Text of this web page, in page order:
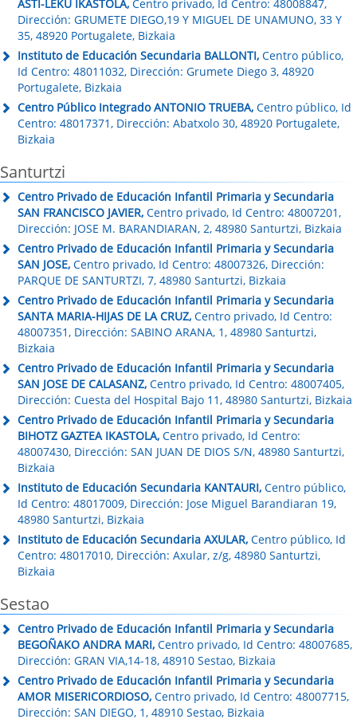
ASTI-LEKU IKASTOLA, Centro privado, Id Centro: 48008847,
Dirección: GRUMETE DIEGO,19 Y MIGUEL DE UNAMUNO, 33 Y
35, 48920 Portugalete, Bizkaia
Instituto de Educación Secundaria BALLONTI, Centro público,
Id Centro: 48011032, Dirección: Grumete Diego 3, 48920
Portugalete, Bizkaia
Centro Público Integrado ANTONIO TRUEBA, Centro público, Id
Centro: 48017371, Dirección: Abatxolo 30, 48920 Portugalete,
Bizkaia
Santurtzi
Centro Privado de Educación Infantil Primaria y Secundaria
SAN FRANCISCO JAVIER, Centro privado, Id Centro: 48007201,
Dirección: JOSE M. BARANDIARAN, 2, 48980 Santurtzi, Bizkaia
Centro Privado de Educación Infantil Primaria y Secundaria
SAN JOSE, Centro privado, Id Centro: 48007326, Dirección:
PARQUE DE SANTURTZI, 7, 48980 Santurtzi, Bizkaia
Centro Privado de Educación Infantil Primaria y Secundaria
SANTA MARIA-HIJAS DE LA CRUZ, Centro privado, Id Centro:
48007351, Dirección: SABINO ARANA, 1, 48980 Santurtzi,
Bizkaia
Centro Privado de Educación Infantil Primaria y Secundaria
SAN JOSE DE CALASANZ, Centro privado, Id Centro: 48007405,
Dirección: Cuesta del Hospital Bajo 11, 48980 Santurtzi, Bizkaia
Centro Privado de Educación Infantil Primaria y Secundaria
BIHOTZ GAZTEA IKASTOLA, Centro privado, Id Centro:
48007430, Dirección: SAN JUAN DE DIOS S/N, 48980 Santurtzi,
Bizkaia
Instituto de Educación Secundaria KANTAURI, Centro público,
Id Centro: 48017009, Dirección: Jose Miguel Barandiaran 19,
48980 Santurtzi, Bizkaia
Instituto de Educación Secundaria AXULAR, Centro público, Id
Centro: 48017010, Dirección: Axular, z/g, 48980 Santurtzi,
Bizkaia
Sestao
Centro Privado de Educación Infantil Primaria y Secundaria
BEGOÑAKO ANDRA MARI, Centro privado, Id Centro: 48007685,
Dirección: GRAN VIA,14-18, 48910 Sestao, Bizkaia
Centro Privado de Educación Infantil Primaria y Secundaria
AMOR MISERICORDIOSO, Centro privado, Id Centro: 48007715,
Dirección: SAN DIEGO, 1, 48910 Sestao, Bizkaia